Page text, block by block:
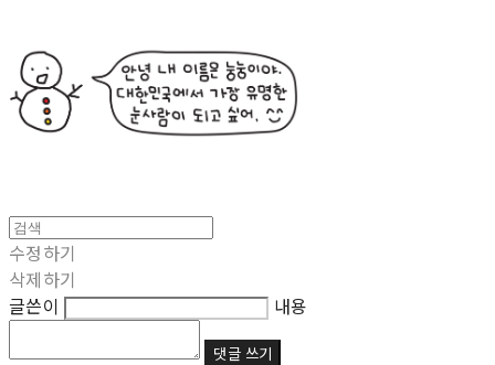
수정하기
삭제하기
글쓴이
내용
댓글 쓰기